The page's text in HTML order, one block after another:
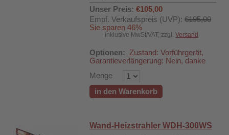
Unser Preis: €105,00
Empf. Verkaufspreis (UVP): €195,00
Sie sparen 46%
inklusive MwSt/VAT, zzgl. Versand
Optionen:
Zustand: Vorführgerät,
Garantieverlängerung: Nein, danke
Menge
in den Warenkorb
Wand-Heizstrahler WDH-300WS